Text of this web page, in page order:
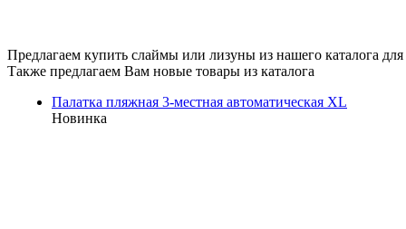
Предлагаем купить слаймы или лизуны из нашего каталога
Также предлагаем Вам новые товары из каталога
Палатка пляжная 3-местная автоматическая XL
Новинка